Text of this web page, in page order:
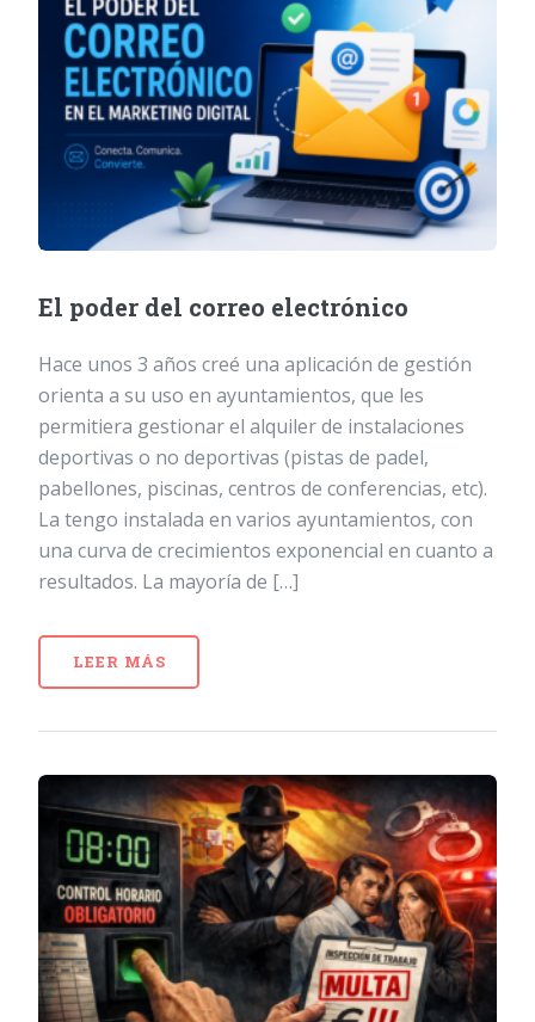
El poder del correo electrónico
Hace unos 3 años creé una aplicación de gestión
orienta a su uso en ayuntamientos, que les
permitiera gestionar el alquiler de instalaciones
deportivas o no deportivas (pistas de padel,
pabellones, piscinas, centros de conferencias, etc).
La tengo instalada en varios ayuntamientos, con
una curva de crecimientos exponencial en cuanto a
resultados. La mayoría de […]
LEER MÁS